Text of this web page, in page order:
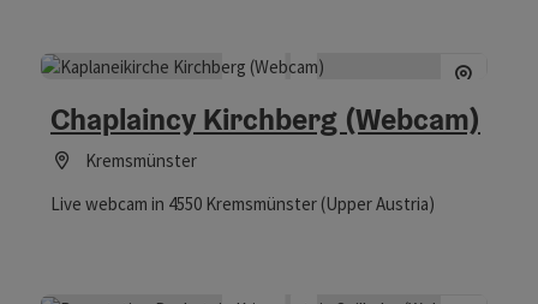
Chaplaincy Kirchberg (Webcam)
Kremsmünster
Live webcam in 4550 Kremsmünster (Upper Austria)